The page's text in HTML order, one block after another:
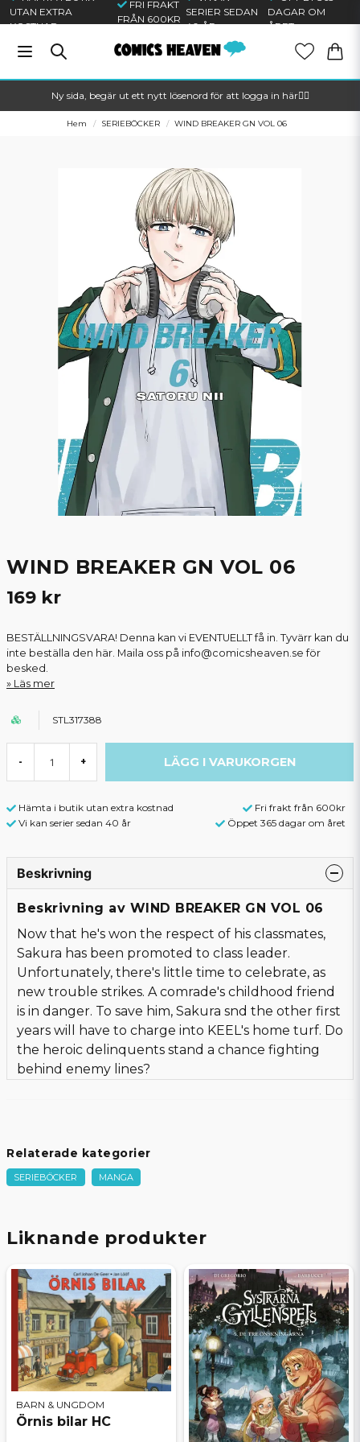
UTAN EXTRA
KOSTNAD
FRI FRAKT
FRÅN 600KR
SERIER SEDAN
40 ÅR
DAGAR OM
ÅRET
Ny sida, begär ut ett nytt lösenord för att logga in här🦸‍♂️
Hem SERIEBÖCKER WIND BREAKER GN VOL 06
WIND BREAKER GN VOL 06
169 kr
BESTÄLLNINGSVARA! Denna kan vi EVENTUELLT få in. Tyvärr kan du
inte beställa den här. Maila oss på info@comicsheaven.se för
besked.
Läs mer
STL317388
- + LÄGG I VARUKORGEN
Hämta i butik utan extra kostnad
Fri frakt från 600kr
Vi kan serier sedan 40 år
Öppet 365 dagar om året
Beskrivning
Beskrivning av WIND BREAKER GN VOL 06
Now that he's won the respect of his classmates,
Sakura has been promoted to class leader.
Unfortunately, there's little time to celebrate, as
new trouble strikes. A comrade's childhood friend
is in danger. To save him, Sakura snd the other first
years will have to charge into KEEL's home turf. Do
the heroic delinquents stand a chance fighting
behind enemy lines?
Relaterade kategorier
SERIEBÖCKER MANGA
Liknande produkter
BARN & UNGDOM
Örnis bilar HC